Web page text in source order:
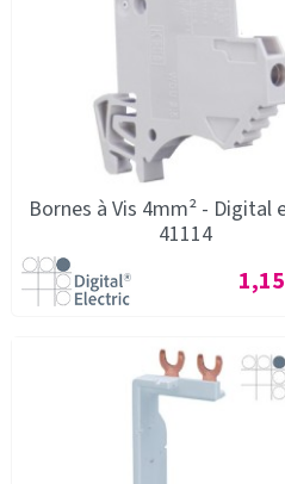
Bornes à Vis 4mm² - Digital
41114
Prix